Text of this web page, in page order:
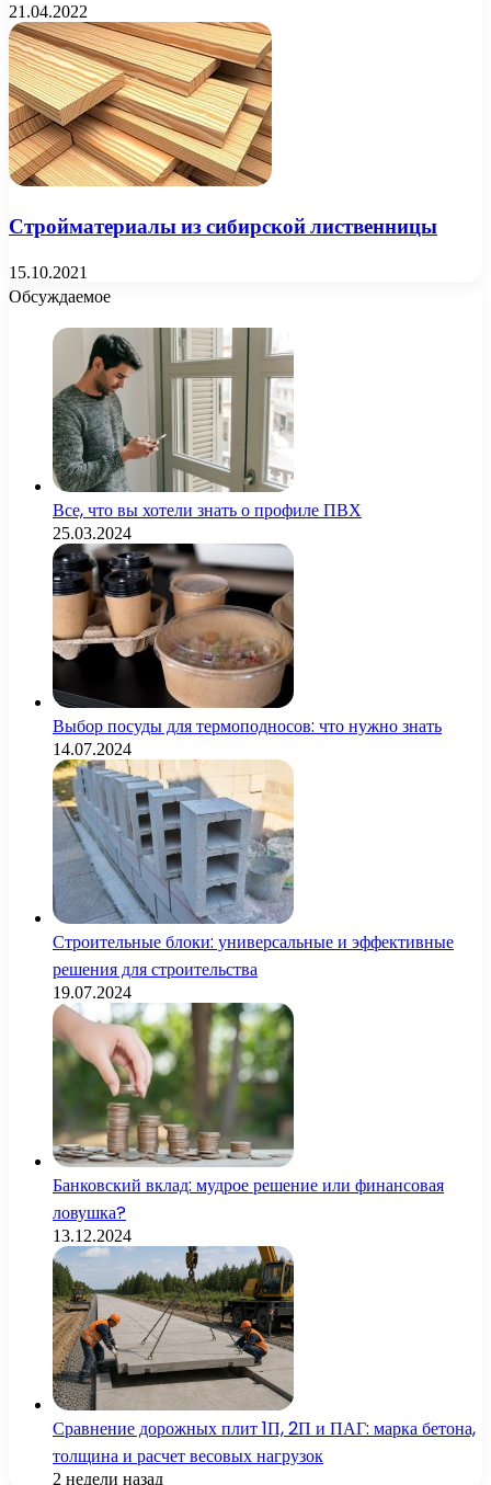
21.04.2022
Стройматериалы из сибирской лиственницы
15.10.2021
Обсуждаемое
Все, что вы хотели знать о профиле ПВХ
25.03.2024
Выбор посуды для термоподносов: что нужно знать
14.07.2024
Строительные блоки: универсальные и эффективные
решения для строительства
19.07.2024
Банковский вклад: мудрое решение или финансовая
ловушка?
13.12.2024
Сравнение дорожных плит 1П, 2П и ПАГ: марка бетона,
толщина и расчет весовых нагрузок
2 недели назад